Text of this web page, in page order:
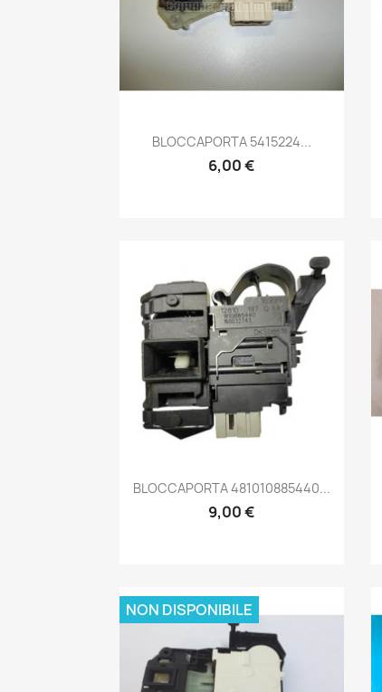
Anteprima
BLOCCAPORTA 5415224...
6,00 €
Anteprima
BLOCCAPORTA 481010885440...
9,00 €
NON DISPONIBILE